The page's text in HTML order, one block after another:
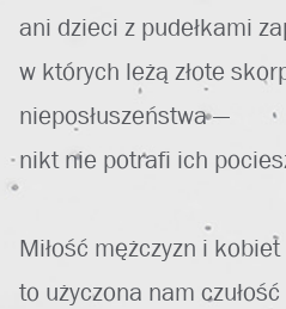
ani dzieci z pudełkami
w których leżą złote
nieposłuszeństwa —
nikt nie potrafi ich
Miłość mężczyzn i kobiet
to użyczona nam